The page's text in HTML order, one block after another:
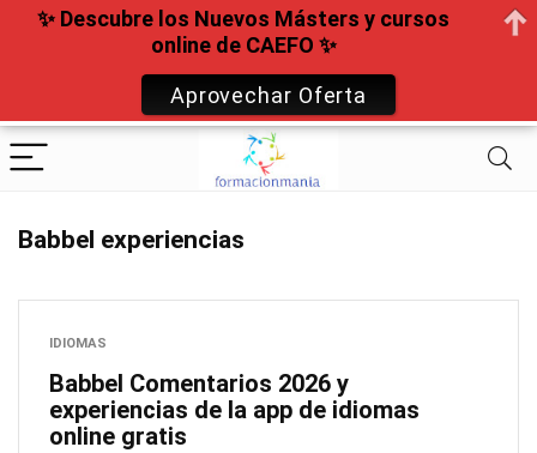
Babbel experiencias
IDIOMAS
Babbel Comentarios 2026 y
experiencias de la app de idiomas
online gratis
✨ Descubre los Nuevos Másters y cursos
online de CAEFO ✨
Aprovechar Oferta